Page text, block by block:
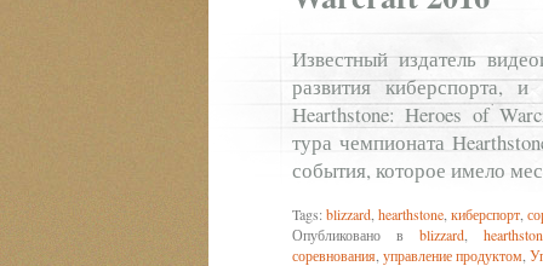
Известный издатель
развития киберспорта, и
Hearthstone: Heroes of
тура чемпионата
события, которое имело
Tags: blizzard hearthstone киберспорт
Опубликовано в blizzard,
соревнования управление продуктом